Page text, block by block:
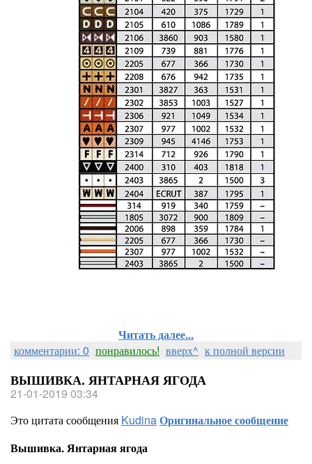
Читать далее...
комментарии: 0 понравилось! вверх^ к полной версии
ВЫШИВКА. ЯНТАРНАЯ ЯГОДА
21-01-2019 03:34
Это цитата сообщения KudinaОригинальное сообщение
Вышивка. Янтарная ягода